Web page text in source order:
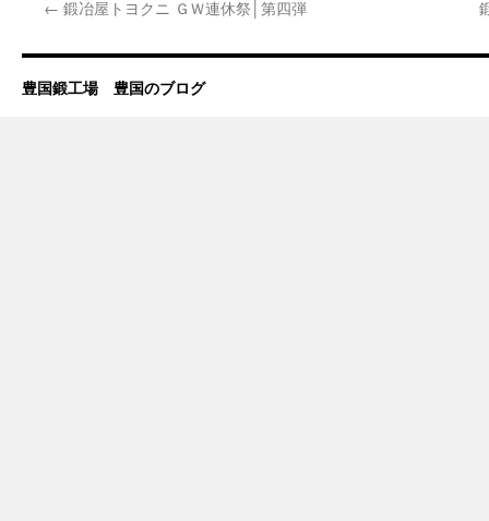
← 鍛冶屋トヨクニ ＧＷ連休祭│第四弾
豊国鍛工場 豊国のブログ